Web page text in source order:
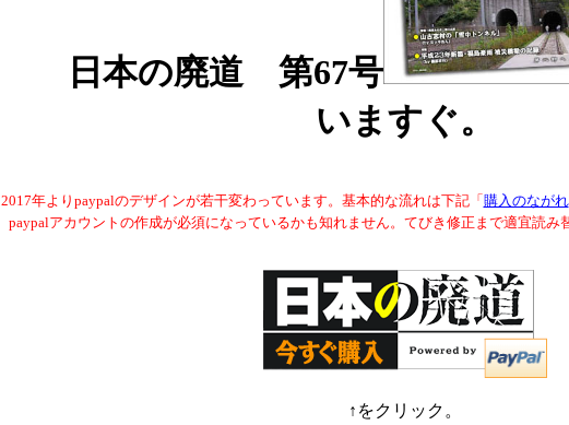
日本の廃道 第67号
いますぐ。
2017年よりpaypalのデザインが若干変わっています。基本的な流れは下記「 購入のながれ
paypalアカウントの作成が必須になっているかも知れません。てびき修正まで適宜読み
↑をクリック。